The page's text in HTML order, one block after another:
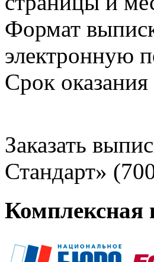
Формат
электронную
Срок
Заказать
Стандарт»